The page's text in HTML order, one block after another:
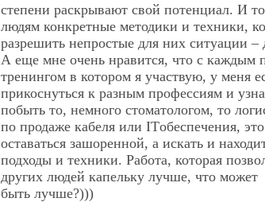
степени раскрывают свой потенциал. И
людям конкретные методики и техники,
разрешить непростые для них ситуации –
А еще мне очень нравится, что с каждым
тренингом в котором я участвую, у меня
прикоснуться к разным профессиям и
побыть то, немного стоматологом, то
по продаже кабеля или ITобеспечения,
оставаться зашоренной, а искать и
подходы и техники. Работа, которая
других людей капельку лучше, что может
быть лучше?)))